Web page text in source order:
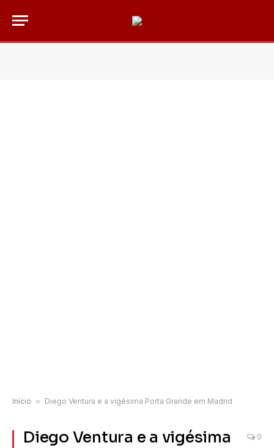
Início » Diego Ventura e a vigésima Porta Grande em Madrid
Diego Ventura e a vigésima
0